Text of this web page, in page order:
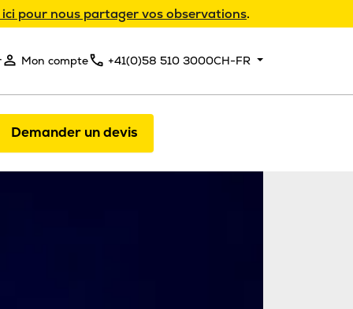
ici pour nous partager vos observations.
Mon compte +41(0)58 510 3000CH-FR
Demander un devis